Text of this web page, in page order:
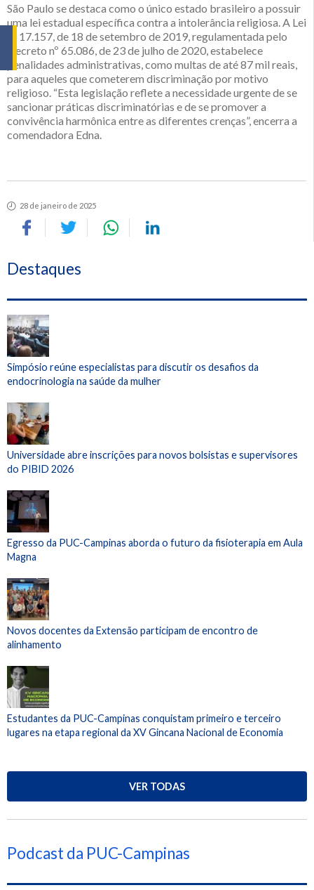
São Paulo se destaca como o único estado brasileiro a possuir
uma lei estadual específica contra a intolerância religiosa. A Lei
nº 17.157, de 18 de setembro de 2019, regulamentada pelo
Decreto nº 65.086, de 23 de julho de 2020, estabelece
penalidades administrativas, como multas de até 87 mil reais,
para aqueles que cometerem discriminação por motivo
religioso. “Esta legislação reflete a necessidade urgente de se
sancionar práticas discriminatórias e de se promover a
convivência harmônica entre as diferentes crenças”, encerra a
comendadora Edna.
28 de janeiro de 2025
Destaques
Simpósio reúne especialistas para discutir os desafios da
endocrinologia na saúde da mulher
Universidade abre inscrições para novos bolsistas e supervisores
do PIBID 2026
Egresso da PUC-Campinas aborda o futuro da fisioterapia em Aula
Magna
Novos docentes da Extensão participam de encontro de
alinhamento
Estudantes da PUC-Campinas conquistam primeiro e terceiro
lugares na etapa regional da XV Gincana Nacional de Economia
VER TODAS
Podcast da PUC-Campinas